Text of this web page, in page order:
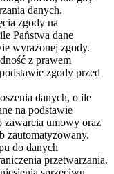
danych.
zgody na
Państwa dane
wyrażonej zgody.
z prawem
zgody przed
danych, o ile
na podstawie
zawarcia umowy oraz
zautomatyzowany.
do danych
przetwarzania.